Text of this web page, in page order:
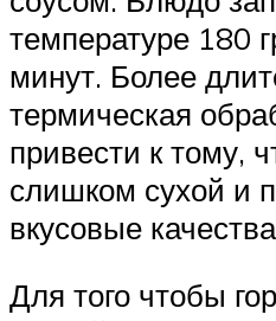
температуре 180
минут. Более
термическая
привести к тому,
слишком сухой и
вкусовые
Для того чтобы